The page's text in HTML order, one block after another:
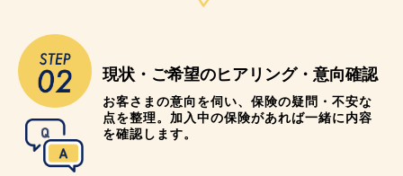
現状・ご希望のヒアリング・意向確認
お客さまの意向を伺い、保険の疑問・不安な
点を整理。加入中の保険があれば一緒に内容
を確認します。